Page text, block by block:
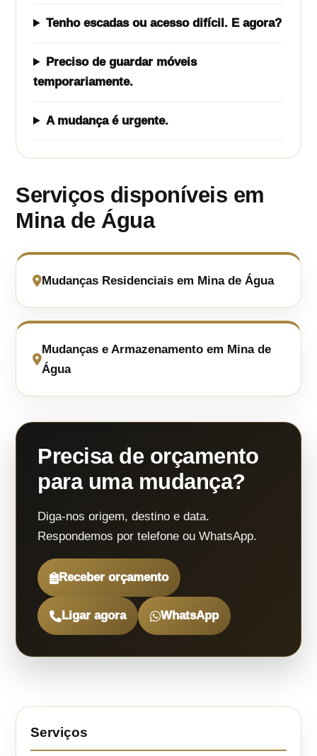
Tenho escadas ou acesso difícil. E agora?
Preciso de guardar móveis
temporariamente.
A mudança é urgente.
Serviços disponíveis em
Mina de Água
Mudanças Residenciais em Mina de Água
Mudanças e Armazenamento em Mina de
Água
Precisa de orçamento
para uma mudança?
Diga-nos origem, destino e data.
Respondemos por telefone ou WhatsApp.
Receber orçamento
Ligar agora WhatsApp
Serviços